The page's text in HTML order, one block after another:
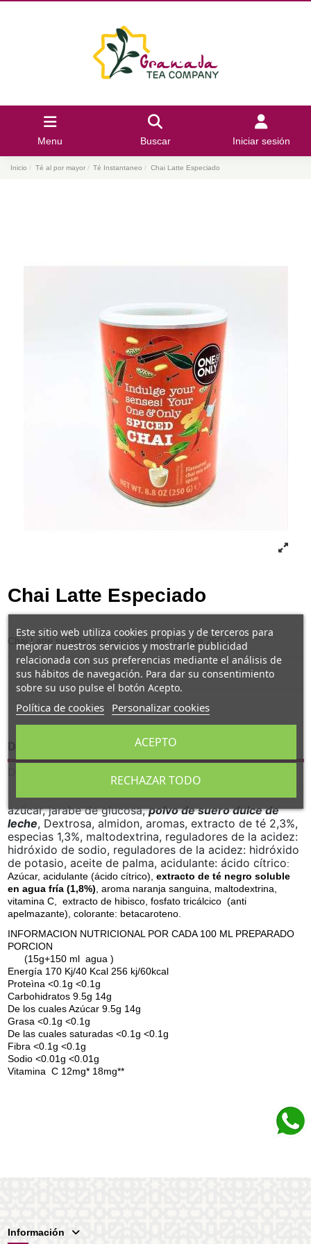
Menu Buscar Iniciar sesión
Inicio Té al por mayor Té Instantaneo Chai Latte Especiado
Chai Latte Especiado
Chai Latte soluble listo para disfrutar, lata de 250 g.
Descripción
azúcar, jarabe de glucosa,polvo de suero dulce de
leche, Dextrosa, almidon, aromas, extracto de té 2,3%,
especias 1,3%, maltodextrina, reguladores de la acidez:
hidróxido de sodio, reguladores de la acidez: hidróxido
de potasio, aceite de palma, acidulante: ácido cítrico:
Azúcar, acidulante (ácido cítrico), extracto de té negro soluble
en agua fría (1,8%) , aroma naranja sanguina, maltodextrina,
vitamina C, extracto de hibisco, fosfato tricálcico (anti
apelmazante), colorante: betacaroteno.
INFORMACION NUTRICIONAL POR CADA 100 ML PREPARADO
PORCION
(15g+150 ml agua )
Energía 170 Kj/40 Kcal 256 kj/60kcal
Proteìna <0.1g <0.1g
Carbohidratos 9.5g 14g
De los cuales Azúcar 9.5g 14g
Grasa <0.1g <0.1g
De las cuales saturadas <0.1g <0.1g
Fibra <0.1g <0.1g
Sodio <0.01g <0.01g
Vitamina C 12mg* 18mg**
Información
Este sitio web utiliza cookies propias y de terceros para
mejorar nuestros servicios y mostrarle publicidad
relacionada con sus preferencias mediante el análisis de
sus hábitos de navegación. Para dar su consentimiento
sobre su uso pulse el botón Acepto.
Política de cookies Personalizar cookies
RECHAZAR TODO
ACEPTO